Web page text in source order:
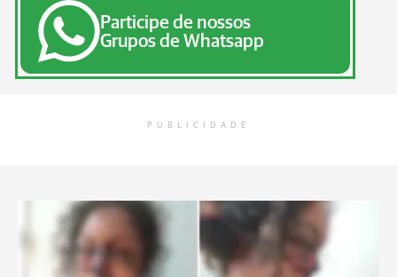
Participe de nossos
Grupos de Whatsapp
PUBLICIDADE